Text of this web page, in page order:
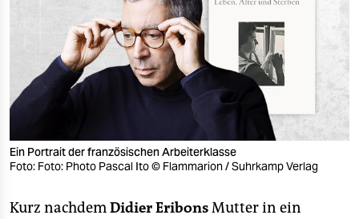
veranstaltungen
shop
fragen & hilfe
unterstützen
abo
Ein Portrait der französischen Arbeiterklasse
Foto: Foto: Photo Pascal Ito © Flammarion / Suhrkamp Verlag
Kurz nachdemDidier EribonsMutter in ein